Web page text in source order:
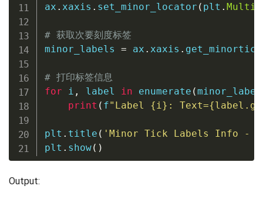
ax . xaxis . set_minor_locator ( plt .
# 获取次要刻度标签
minor_labels = ax . xaxis .
# 打印标签信息
for i , label in enumerate (
print ( f"Label { i } : Text={label .
plt . title ( 'Minor Tick Labels Info -
plt . show( )
Output: